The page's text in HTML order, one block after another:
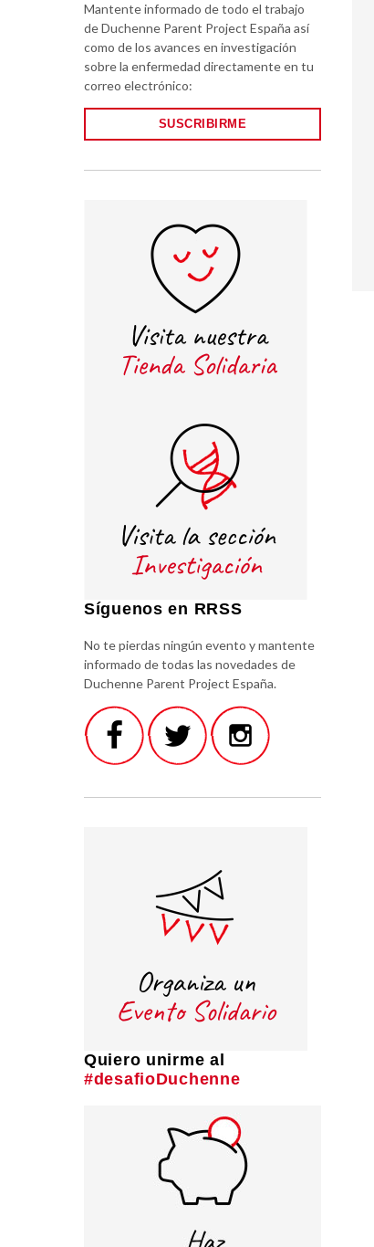
Mantente informado de todo el trabajo
de Duchenne Parent Project España así
como de los avances en investigación
sobre la enfermedad directamente en tu
correo electrónico:
SUSCRIBIRME
Síguenos en RRSS
No te pierdas ningún evento y mantente
informado de todas las novedades de
Duchenne Parent Project España.
Quiero unirme al
#desafioDuchenne